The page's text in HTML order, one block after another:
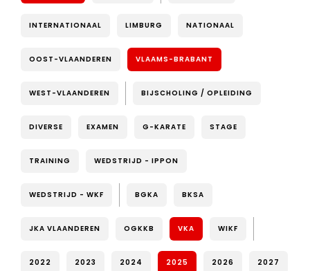
INTERNATIONAAL LIMBURG NATIONAAL
OOST-VLAANDEREN VLAAMS-BRABANT
WEST-VLAANDEREN BIJSCHOLING / OPLEIDING
DIVERSE EXAMEN G-KARATE STAGE
TRAINING WEDSTRIJD - IPPON
WEDSTRIJD - WKF BGKA BKSA
JKA VLAANDEREN OGKKB VKA WIKF
2022 2023 2024 2025 2026 2027